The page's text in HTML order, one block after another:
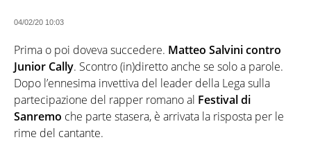
04/02/20 10:03
Prima o poi doveva succedere. Matteo Salvini contro
Junior Cally. Scontro (in)diretto anche se solo a parole.
Dopo l’ennesima invettiva del leader della Lega sulla
partecipazione del rapper romano al Festival di
Sanremo che parte stasera, è arrivata la risposta per le
rime del cantante.